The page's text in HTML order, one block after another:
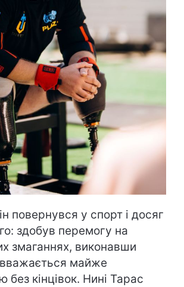
повернувся у спорт і досяг
здобув перемогу на
змаганнях, виконавши
майже
кінцівок. Нині Тарас